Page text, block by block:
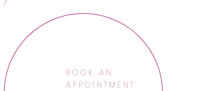
BOOK AN
APPOINTMENT